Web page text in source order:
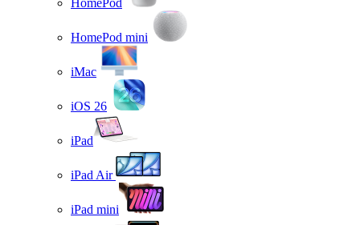
HomePod mini
iMac
iOS 26
iPad
iPad Air
iPad mini